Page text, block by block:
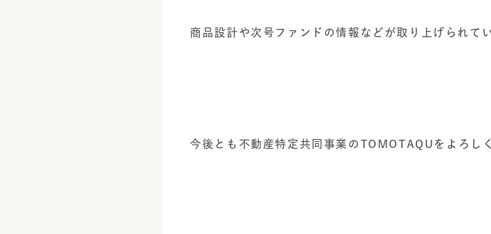
商品設計や次号ファンドの情報などが取り上げられて
今後とも不動産特定共同事業のTOMOTAQUをよろし